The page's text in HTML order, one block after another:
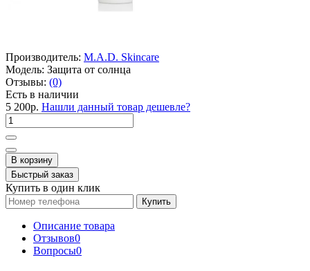
Производитель: M.A.D. Skincare
Модель: Защита от солнца
Отзывы: (0)
Есть в наличии
5 200р. Нашли данный товар дешевле?
В корзину
Быстрый заказ
Купить в один клик
Купить
Описание товара
Отзывов0
Вопросы0